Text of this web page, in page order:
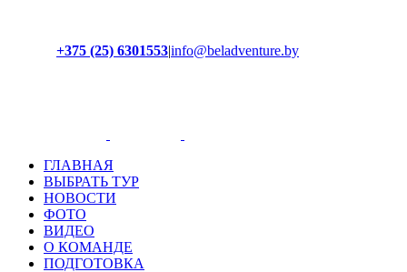
+375 (25) 6301553|info@beladventure.by
ГЛАВНАЯ
ВЫБРАТЬ ТУР
НОВОСТИ
ФОТО
ВИДЕО
О КОМАНДЕ
ПОДГОТОВКА